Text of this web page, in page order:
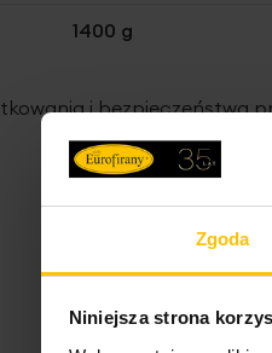
Zgoda
Niniejsza strona
1400 g
i bezpieczeństwa